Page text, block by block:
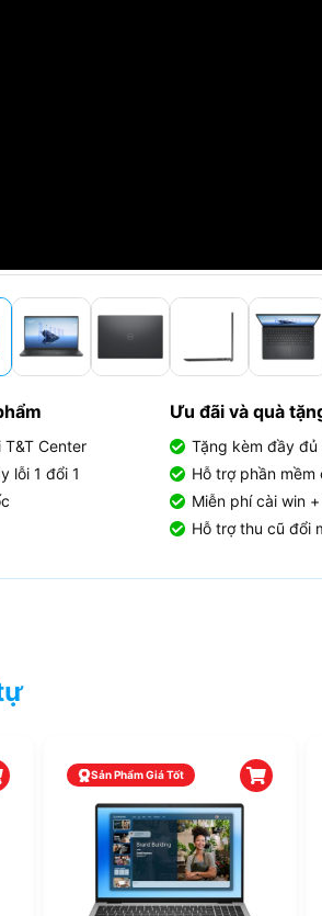
Center
lỗi 1 đổi 1
Ưu đãi và quà
Tặng kèm đầy đủ
Hỗ trợ phần
Miễn phí cài win
Hỗ trợ thu cũ đổi
Sản Phẩm Siêu HOT